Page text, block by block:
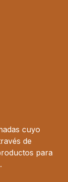
cuyo
de
para